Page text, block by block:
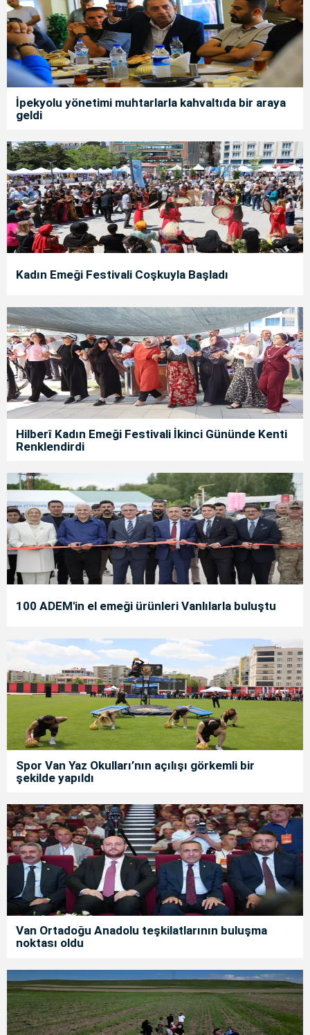
İpekyolu yönetimi muhtarlarla kahvaltıda bir araya
geldi
Kadın Emeği Festivali Coşkuyla Başladı
Hilberî Kadın Emeği Festivali İkinci Gününde Kenti
Renklendirdi
100 ADEM'in el emeği ürünleri Vanlılarla buluştu
Spor Van Yaz Okulları’nın açılışı görkemli bir
şekilde yapıldı
Van Ortadoğu Anadolu teşkilatlarının buluşma
noktası oldu